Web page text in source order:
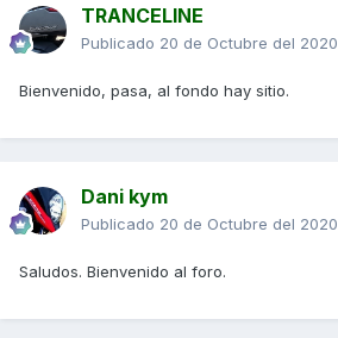
TRANCELINE
Publicado 20 de Octubre del 2020
Bienvenido, pasa, al fondo hay sitio.
Dani kym
Publicado 20 de Octubre del 2020
Saludos. Bienvenido al foro.